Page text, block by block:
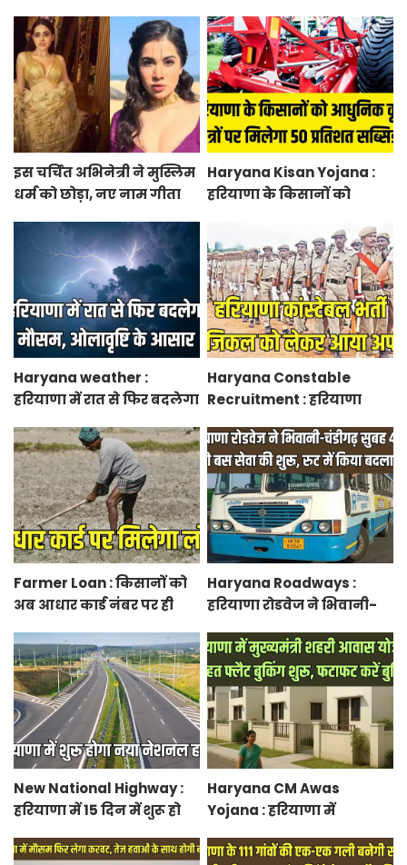
एग्रीकल्चर जोन
सीएम सैनी की घोषणा
इस चर्चित अभिनेत्री ने मुस्लिम
धर्म को छोड़ा, नए नाम गीता
Haryana Kisan Yojana :
हरियाणा के किसानों को
50 प्रतिशत सब्सिडी, फटाफट
करें आवेदन
Haryana weather :
हरियाणा में रात से फिर बदलेगा
Haryana Constable
Recruitment : हरियाणा
लेकर आया अपडेट, हर पद के
लिए 55 युवाओं ने किया
आवेदन
Farmer Loan : किसानों को
अब आधार कार्ड नंबर पर ही
से एमओयू करेगी सरकार
Haryana Roadways :
हरियाणा रोडवेज ने भिवानी-
रुट में किया बदलाव
New National Highway :
हरियाणा में 15 दिन में शुरू हो
केएमपी से होगी सीधी
Haryana CM Awas
Yojana : हरियाणा में
के तहत फ्लैट बुकिंग शुरू,